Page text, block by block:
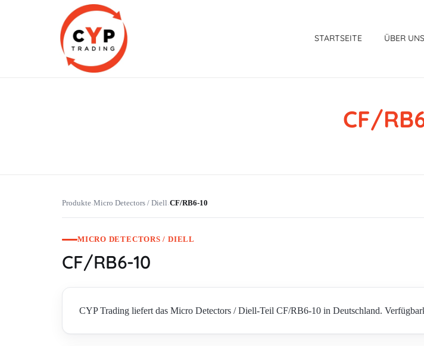
STARTSEITE ÜBER UNS
CF/
Produkte›Micro Detectors / Diell›CF/RB6-10
MICRO DETECTORS / DIELL
CF/RB6-10
CYP Trading liefert das Micro Detectors / Diell-Teil CF/RB6-10 in Deutschland.